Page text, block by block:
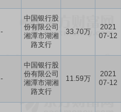
-
中国银行股
份有限公司
湘潭市湖湘
路支行
33.70万
2021
07-12
-
中国银行股
份有限公司
湘潭市湖湘
路支行
11.59万
2021
07-12